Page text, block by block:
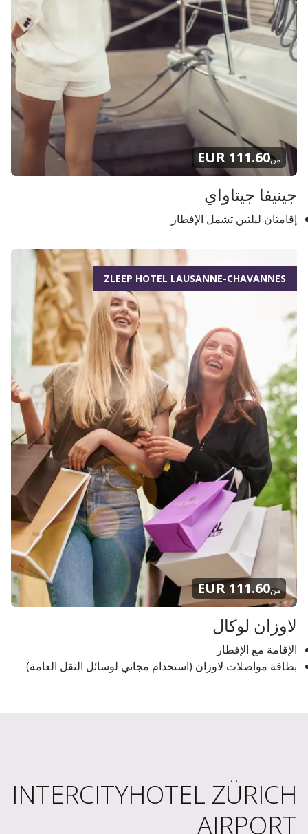
من111.60 EUR
جينيفا جيتاواي
إقامتان ليلتين تشمل الإفطار
ZLEEP HOTEL LAUSANNE-CHAVANNES
من111.60 EUR
لاوزان لوكال
الإقامة مع الإفطار
بطاقة مواصلات لاوزان (استخدام مجاني لوسائل النقل العامة)
INTERCITYHOTEL ZÜRICH
AIRPORT